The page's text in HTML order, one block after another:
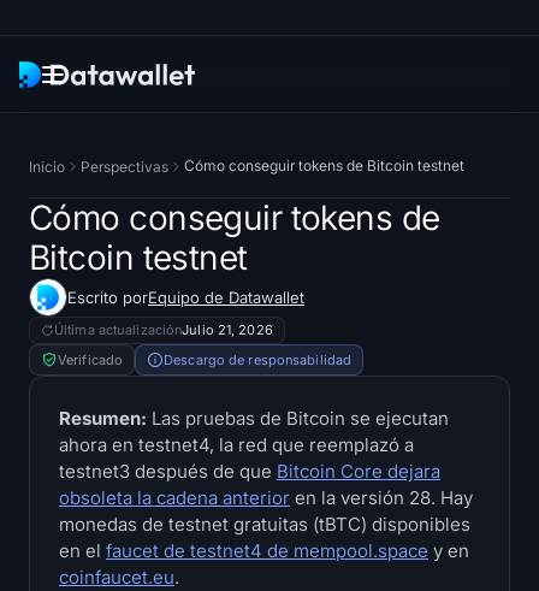
Investigación
Rastreadores de ETF
Bitcoin ETF
Solana ETF
ETF de Hyperliquid
Tesorerías
Inicio Perspectivas Cómo conseguir tokens de Bitcoin testnet
Cómo conseguir tokens de
Bitcoin testnet
Escrito porEquipo de Datawallet
Última actualizaciónJulio 21, 2026
Verificado
Descargo de responsabilidad
Resumen: Las pruebas de Bitcoin se ejecutan
ahora en testnet4, la red que reemplazó a
testnet3 después de que Bitcoin Core dejara
obsoleta la cadena anterior en la versión 28. Hay
monedas de testnet gratuitas (tBTC) disponibles
en el faucet de testnet4 de mempool.space y en
coinfaucet.eu.